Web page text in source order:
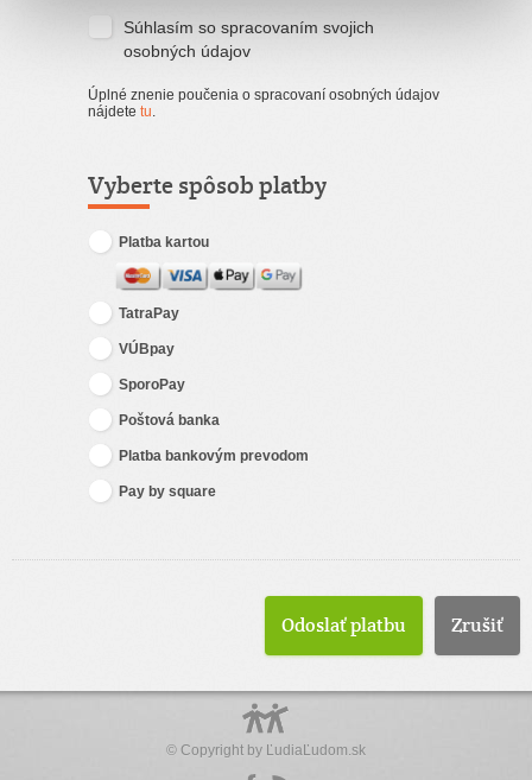
Súhlasím so spracovaním svojich
osobných údajov
Úplné znenie poučenia o spracovaní osobných údajov
nájdete tu.
Vyberte spôsob platby
Platba kartou
TatraPay
VÚBpay
SporoPay
Poštová banka
Platba bankovým prevodom
Pay by square
Zrušiť
© Copyright by ĽudiaĽudom.sk